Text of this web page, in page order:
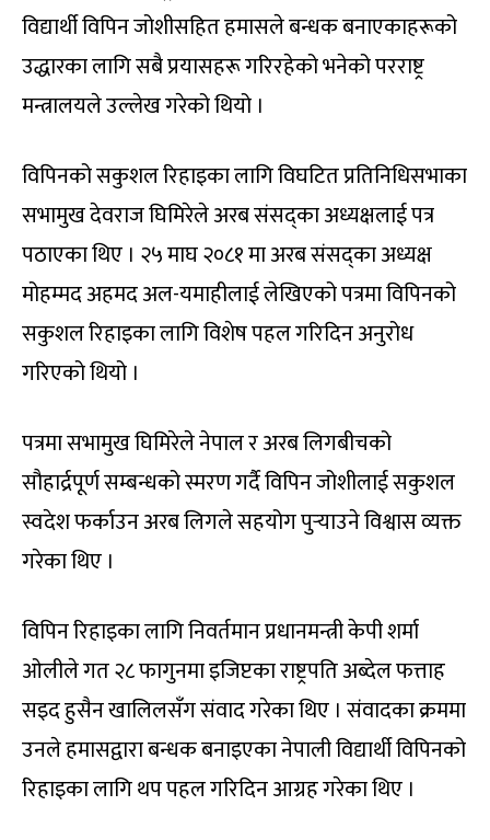
विद्यार्थी विपिन जोशीसहित हमासले बन्धक बनाएकाहरूको
उद्धारका लागि सबै प्रयासहरू गरिरहेको भनेको परराष्ट्र
मन्त्रालयले उल्लेख गरेको थियो ।
विपिनको सकुशल रिहाइका लागि विघटित प्रतिनिधिसभाका
सभामुख देवराज घिमिरेले अरब संसद्का अध्यक्षलाई पत्र
पठाएका थिए । २५ माघ २०८१ मा अरब संसद्का अध्यक्ष
मोहम्मद अहमद अल-यमाहीलाई लेखिएको पत्रमा विपिनको
सकुशल रिहाइका लागि विशेष पहल गरिदिन अनुरोध
गरिएको थियो ।
पत्रमा सभामुख घिमिरेले नेपाल र अरब लिगबीचको
सौहार्द्रपूर्ण सम्बन्धको स्मरण गर्दै विपिन जोशीलाई सकुशल
स्वदेश फर्काउन अरब लिगले सहयोग पुर्‍याउने विश्वास व्यक्त
गरेका थिए ।
विपिन रिहाइका लागि निवर्तमान प्रधानमन्त्री केपी शर्मा
ओलीले गत २८ फागुनमा इजिप्टका राष्ट्रपति अब्देल फत्ताह
सइद हुसैन खालिलसँग संवाद गरेका थिए । संवादका क्रममा
उनले हमासद्वारा बन्धक बनाइएका नेपाली विद्यार्थी विपिनको
रिहाइका लागि थप पहल गरिदिन आग्रह गरेका थिए ।